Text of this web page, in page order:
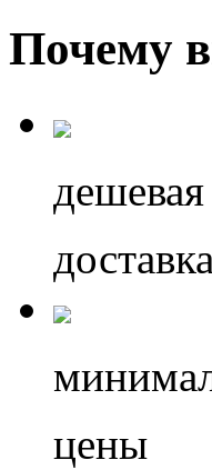
Почему
дешевая
доставка
цены